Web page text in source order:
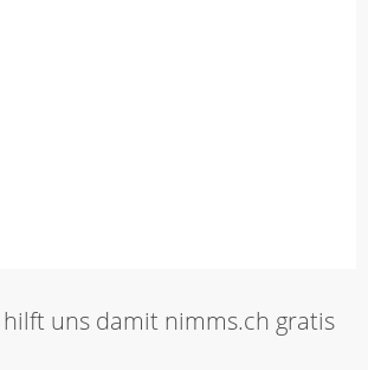
hilft uns damit nimms.ch gratis